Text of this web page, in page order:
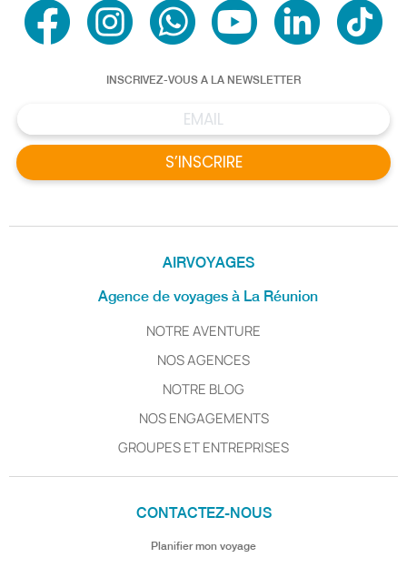
AIRVOYAGES
Agence de voyages à La Réunion
NOTRE AVENTURE
NOS AGENCES
NOTRE BLOG
NOS ENGAGEMENTS
GROUPES ET ENTREPRISES
INSCRIVEZ-VOUS A LA NEWSLETTER
S’INSCRIRE
CONTACTEZ-NOUS
Planifier mon voyage